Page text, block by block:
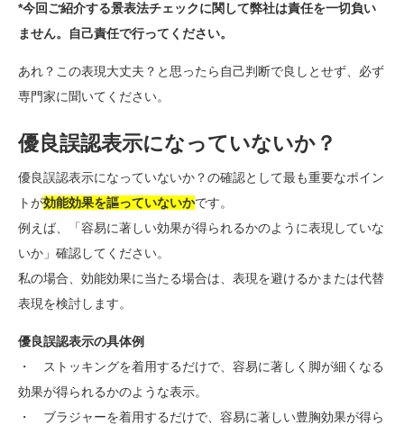
*今回ご紹介する景表法チェックに関して弊社は責任を一切負い
ません。自己責任で行ってください。
あれ？この表現大丈夫？と思ったら自己判断で良しとせず、必ず
専門家に聞いてください。
優良誤認表示になっていないか？
優良誤認表示になっていないか？の確認として最も重要なポイン
トが効能効果を謳っていないかです。
例えば、「容易に著しい効果が得られるかのように表現していな
いか」確認してください。
私の場合、効能効果に当たる場合は、表現を避けるかまたは代替
表現を検討します。
優良誤認表示の具体例
・ ストッキングを着用するだけで、容易に著しく脚が細くなる
効果が得られるかのような表示。
・ ブラジャーを着用するだけで、容易に著しい豊胸効果が得ら